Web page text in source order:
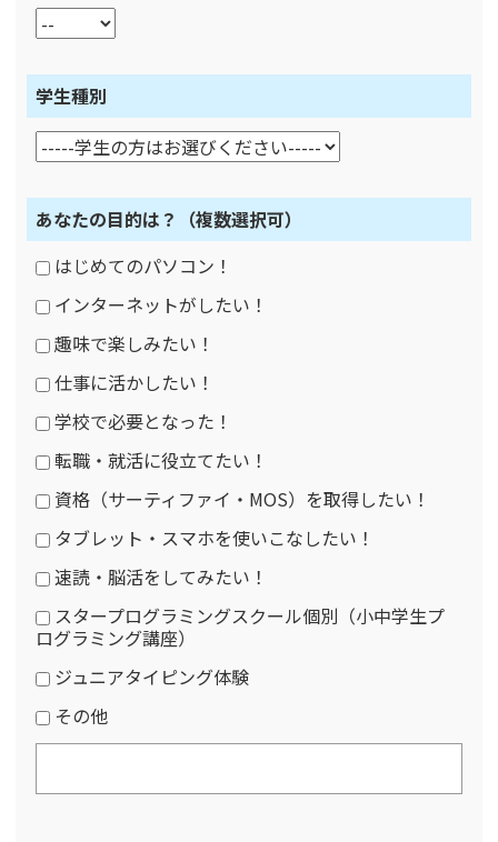
学生種別
あなたの目的は？
（複数選択可）
はじめてのパソコン！
インターネットがしたい！
趣味で楽しみたい！
仕事に活かしたい！
学校で必要となった！
転職・就活に役立てたい！
資格（サーティファイ・MOS）を取得したい！
タブレット・スマホを使いこなしたい！
速読・脳活をしてみたい！
スタープログラミングスクール個別（小中学生プ
ログラミング講座）
ジュニアタイピング体験
その他